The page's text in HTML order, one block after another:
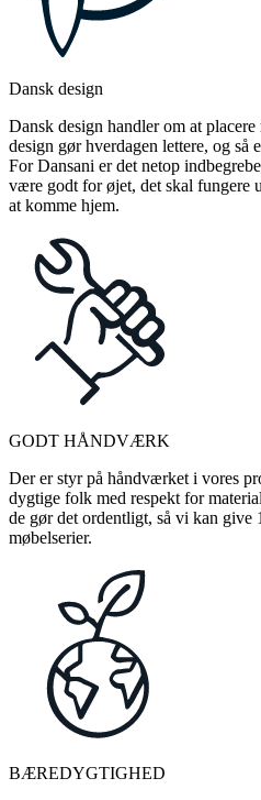
Dansk design
Dansk design handler om at
design gør hverdagen lettere, og så
For Dansani er det netop
være godt for øjet, det skal fungere
at komme hjem.
GODT HÅNDVÆRK
Der er styr på håndværket i vores
dygtige folk med respekt for
de gør det ordentligt, så vi kan give
møbelserier.
BÆREDYGTIGHED